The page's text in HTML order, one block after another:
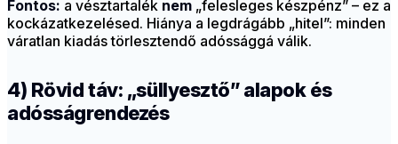
Fontos: a vésztartalék nem „felesleges készpénz” – ez a
kockázatkezelésed. Hiánya a legdrágább „hitel”: minden
váratlan kiadás törlesztendő adóssággá válik.
4) Rövid táv: „süllyesztő” alapok és
adósságrendezés